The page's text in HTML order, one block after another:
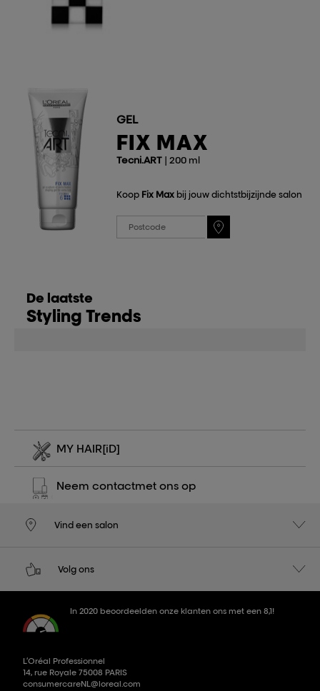
GEL
FIX MAX
Tecni.ART| 200 ml
Koop Fix Max bij jouw dichtstbijzijnde salon
De laatste
Styling Trends
MY HAIR[iD]
Neem contactmet ons op
Vind een salon
Volg ons
In 2020 beoordeelden onze klanten ons met een 8,1!
L’Oréal Professionnel
14, rue Royale 75008 PARIS
consumercareNL@loreal.com